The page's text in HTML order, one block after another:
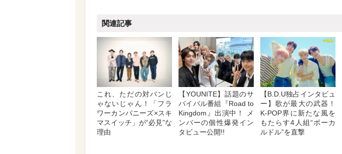
関連記事
これ、ただの対バンじ
ゃないじゃん！「フラ
ワーカンパニーズ×スキ
マスイッチ」が“必見”な
理由
【YOUNITE】話題のサ
バイバル番組『Road to
Kingdom』出演中！ メ
ンバーの個性爆発イン
タビュー公開!!
【B.D.U独占インタビュ
ー】歌が最大の武器！
K-POP界に新たな風を
もたらす4人組“ボーカ
ルドル”を直撃